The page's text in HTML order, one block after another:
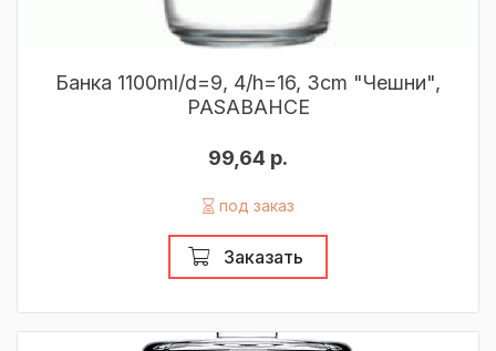
Банка 1100ml/d=9, 4/h=16, 3cm "Чешни",
PASABAHCE
99,64 р.
под заказ
Заказать